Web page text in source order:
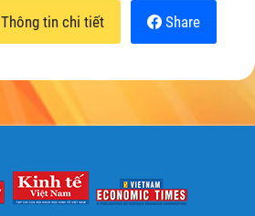
Thông tin chi tiết Share